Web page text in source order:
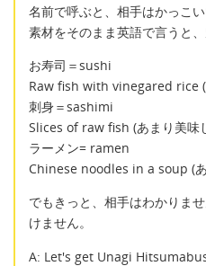
名前で呼ぶと、相手はかっこ
素材をそのまま英語で言うと、
お寿司＝sushi
Raw fish with vinegared rice (
刺身＝sashimi
Slices of raw fish (あまり美味
ラーメン= ramen
Chinese noodles in a soup (あ
でもきっと、相手はわかりま
けません。
A: Let's get Unagi